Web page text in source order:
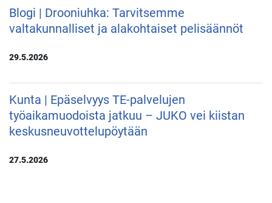
Blogi | Drooniuhka: Tarvitsemme
valtakunnalliset ja alakohtaiset pelisäännöt
29.5.2026
Kunta | Epäselvyys TE-palvelujen
työaikamuodoista jatkuu – JUKO vei kiistan
keskusneuvottelupöytään
27.5.2026